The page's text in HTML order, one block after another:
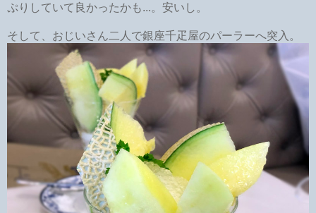
ぷりしていて良かったかも...。安いし。
そして、おじいさん二人で銀座千疋屋のパーラーへ突入。